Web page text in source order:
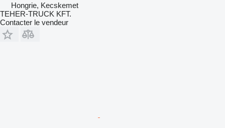
Hongrie, Kecskemet
TEHER-TRUCK KFT.
Contacter le vendeur